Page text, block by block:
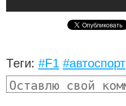
Теги: #F1 #автоспорт